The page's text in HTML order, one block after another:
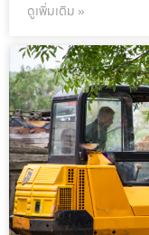
ดูเพิ่มเติม »